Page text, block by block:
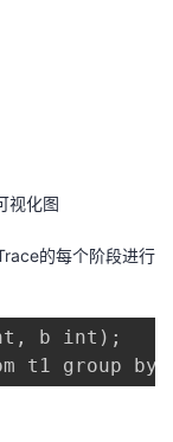
视化图
的每个阶段进行
b int);
t1 group by